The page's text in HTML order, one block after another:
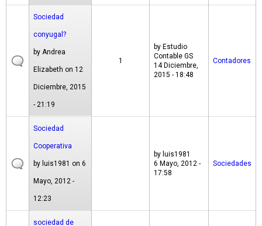
Sociedad
conyugal?
by Andrea
Elizabeth on 12
Diciembre, 2015
- 21:19
1
by Estudio
Contable GS
14 Diciembre,
2015 - 18:48
Contadores
Sociedad
Cooperativa
by luis1981 on 6
Mayo, 2012 -
12:23
by luis1981
6 Mayo, 2012 -
17:58
Sociedades
sociedad de